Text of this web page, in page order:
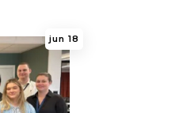
jun 18